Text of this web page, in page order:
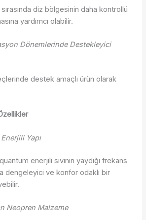
diz bölgesinin daha kontrollü
yardımcı olabilir.
Dönemlerinde Destekleyici
destek amaçlı ürün olarak
Yapı
enerjili sıvının yaydığı frekans
dengeleyici ve konfor odaklı bir
Neopren Malzeme